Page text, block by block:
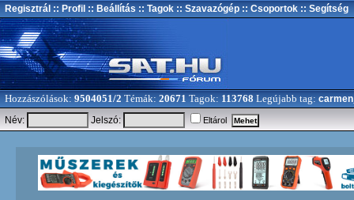
Regisztrál :: Profil :: Beállítás :: Tagok :: Szavazógép :: Csoportok :: Segítség
Hozzászólások: 9504051/2 Témák: 20671 Tagok: 113768 Legújabb tag:
Név:
Jelszó: Eltárol